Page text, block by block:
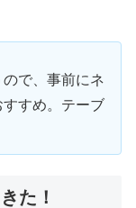
で、事前にネ
すめ。テーブ
た！